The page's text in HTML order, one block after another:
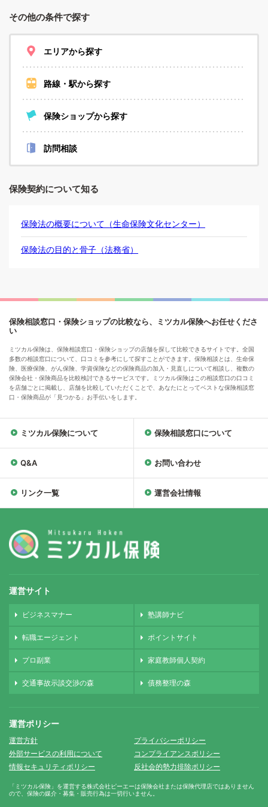
その他の条件で探す
エリアから探す
路線・駅から探す
保険ショップから探す
訪問相談
保険契約について知る
保険法の概要について（生命保険文化センター）
保険法の目的と骨子（法務省）
保険相談窓口・保険ショップの比較なら、ミツカル保険へお任せくださ
い
ミツカル保険は、保険相談窓口・保険ショップの店舗を探して比較できるサイトです。全国
多数の相談窓口について、口コミを参考にして探すことができます。保険相談とは、生命保
険、医療保険、がん保険、学資保険などの保険商品の加入・見直しについて相談し、複数の
保険会社・保険商品を比較検討できるサービスです。ミツカル保険はこの相談窓口の口コミ
を店舗ごとに掲載し、店舗を比較していただくことで、あなたにとってベストな保険相談窓
口・保険商品が「見つかる」お手伝いをします。
ミツカル保険について 保険相談窓口について
Q&A お問い合わせ
リンク一覧 運営会社情報
運営サイト
ビジネスマナー 塾講師ナビ
転職エージェント ポイントサイト
プロ副業 家庭教師個人契約
交通事故示談交渉の森 債務整理の森
運営ポリシー
運営方針
プライバシーポリシー
外部サービスの利用について
コンプライアンスポリシー
情報セキュリティポリシー
反社会的勢力排除ポリシー
「ミツカル保険」を運営する株式会社ピーエーは保険会社または保険代理店ではありません
ので、保険の媒介・募集・販売行為は一切行いません。